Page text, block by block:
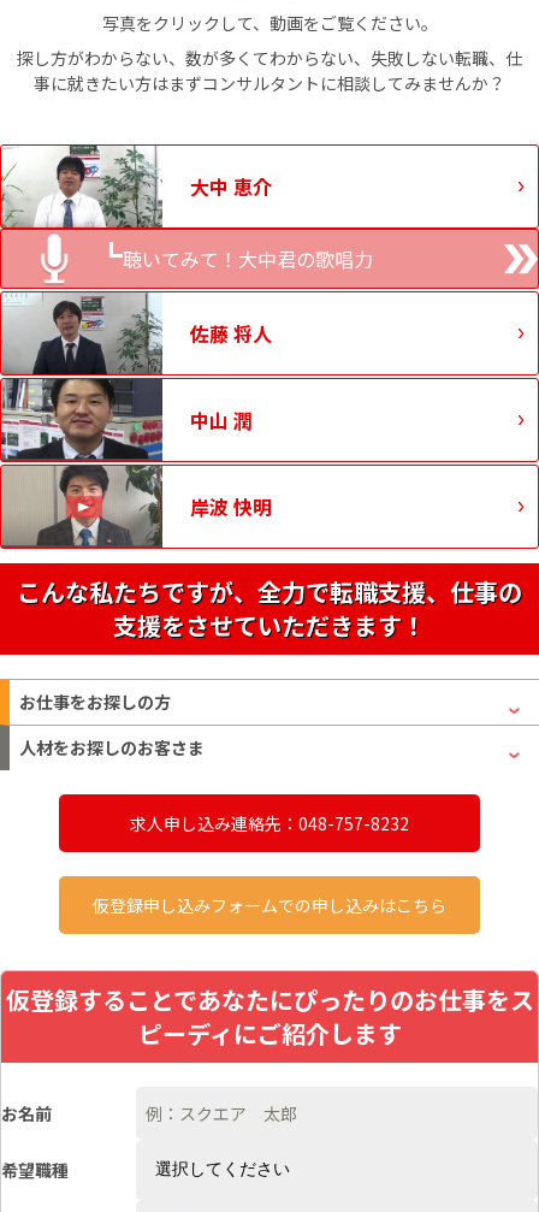
写真をクリックして、動画をご覧ください。
探し方がわからない、数が多くてわからない、失敗しない転職、仕
事に就きたい方はまずコンサルタントに相談してみませんか？
大中 恵介
聴いてみて！大中君の歌唱力
佐藤 将人
中山 潤
岸波 快明
こんな私たちですが、全力で転職支援、仕事の
支援をさせていただきます！
お仕事をお探しの方
人材をお探しのお客さま
求人申し込み連絡先：048-757-8232
仮登録申し込みフォームでの申し込みはこちら
仮登録することであなたにぴったりのお仕事をス
ピーディにご紹介します
お名前
希望職種